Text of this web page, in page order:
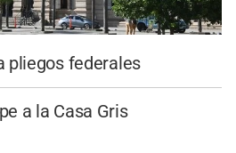
pliegos federales
a la Casa Gris